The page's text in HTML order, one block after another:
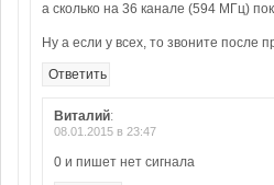
а сколько на 36 канале (594 МГц)
Ну а если у всех, то звоните после
Ответить
Виталий:
08.01.2015 в 23:47
0 и пишет нет сигнала